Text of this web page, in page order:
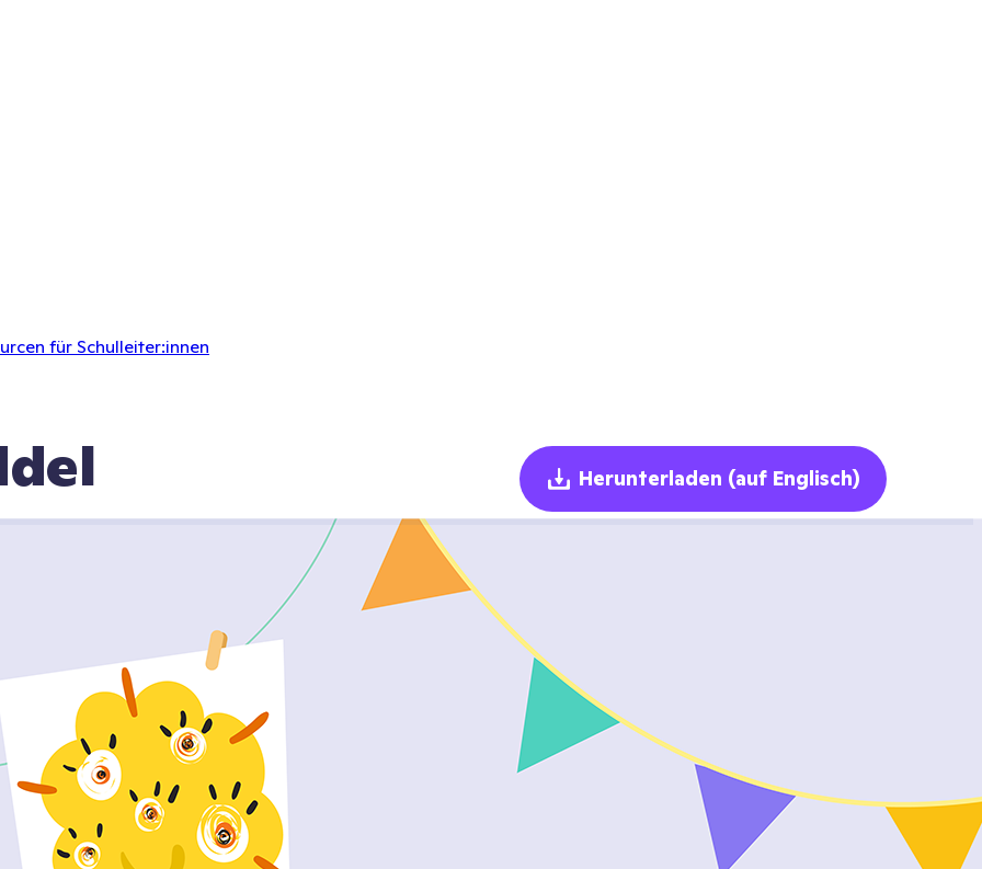
für Schulleiter:innen
Herunterladen (auf Englisch)